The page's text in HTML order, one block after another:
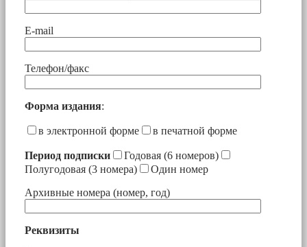
E-mail
Телефон/факс
Форма издания:
в электронной форме в печатной форме
Период подписки
Годовая (6 номеров)
Полугодовая (3 номера)
Один номер
Архивные номера (номер, год)
Реквизиты